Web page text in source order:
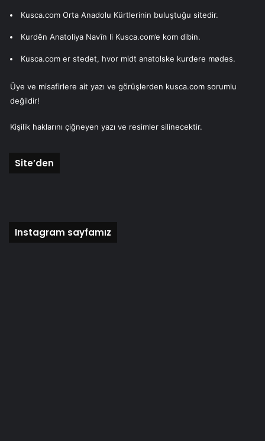
Kusca.com Orta Anadolu Kürtlerinin buluştuğu sitedir.
Kurdên Anatoliya Navîn li Kusca.com’e kom dibin.
Kusca.com er stedet, hvor midt anatolske kurdere mødes.
Üye ve misafirlere ait yazı ve görüşlerden kusca.com sorumlu
değildir!
Kişilik haklarını çiğneyen yazı ve resimler silinecektir.
Site’den
Instagram sayfamız